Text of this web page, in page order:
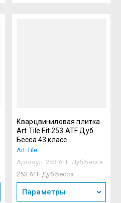
Кварцвиниловая плитка
Art Tile Fit 253 ATF Дуб
Бесса 43 класс
Art Tile
Артикул: 253 ATF Дуб Бесса
253 ATF Дуб Бесса
Параметры